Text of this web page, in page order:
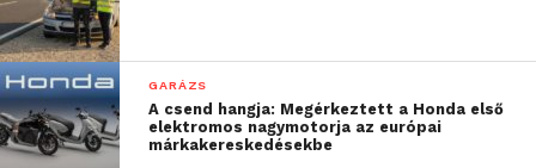
GARÁZS
A csend hangja: Megérkeztett a Honda első
elektromos nagymotorja az európai
márkakereskedésekbe